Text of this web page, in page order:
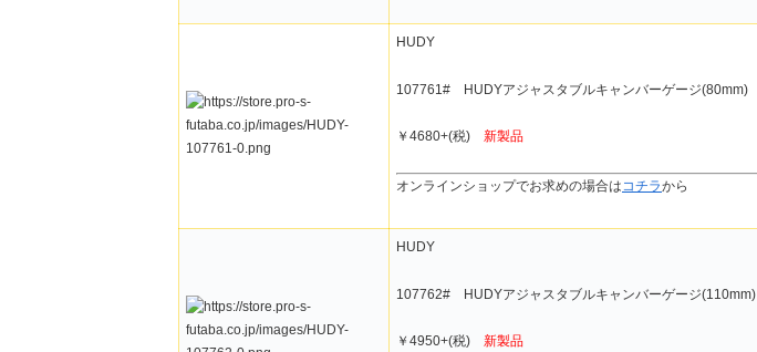
HUDY
107761# HUDYアジャスタブルキャンバーゲージ(80mm)
￥4680+(税) 新製品
オンラインショップでお求めの場合はコチラから
HUDY
107762# HUDYアジャスタブルキャンバーゲージ(110mm)
￥4950+(税) 新製品